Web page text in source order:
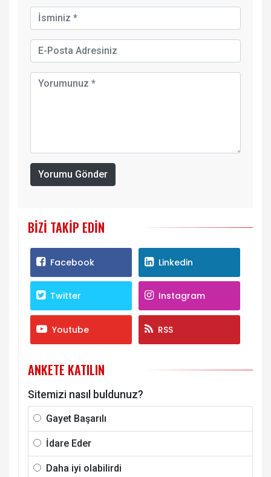
Yorumu Gönder
BIZI TAKIP EDIN
Facebook Linkedin
Twitter Instagram
Youtube RSS
ANKETE KATILIN
Sitemizi nasıl buldunuz?
Gayet Başarılı
İdare Eder
Daha iyi olabilirdi